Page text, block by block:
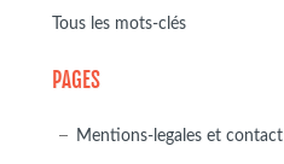
Tous les mots-clés
PAGES
Mentions-legales et contact